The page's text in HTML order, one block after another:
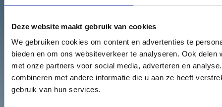
Deze website maakt gebruik van cookies
We gebruiken cookies om content en advertenties te
bieden en om ons websiteverkeer te analyseren. Ook
met onze partners voor social media, adverteren en
combineren met andere informatie die u aan ze heeft
gebruik van hun services.
Locuințe de
Camin studentesc
POPULAR
Pensiune și pensiune acasă